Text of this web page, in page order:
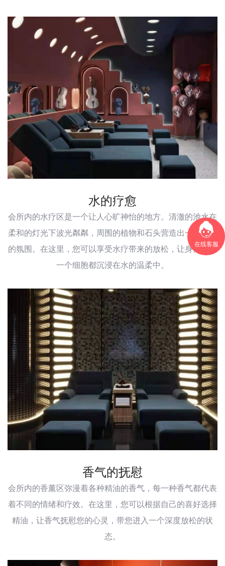
在线客服
水的疗愈
会所内的水疗区是一个让人心旷神怡的地方。清澈的池水在
柔和的灯光下波光粼粼，周围的植物和石头营造出一种宁静
的氛围。在这里，您可以享受水疗带来的放松，让身体的每
一个细胞都沉浸在水的温柔中。
香气的抚慰
会所内的香薰区弥漫着各种精油的香气，每一种香气都代表
着不同的情绪和疗效。在这里，您可以根据自己的喜好选择
精油，让香气抚慰您的心灵，带您进入一个深度放松的状
态。